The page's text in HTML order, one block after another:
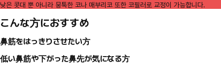
낮은 콧대 뿐 아니라 뭉툭한 코나 매부리코 또한 코필러로 교정이 가능합니다.
こんな方におすすめ
鼻筋をはっきりさせたい方
低い鼻筋や下がった鼻先が気になる方